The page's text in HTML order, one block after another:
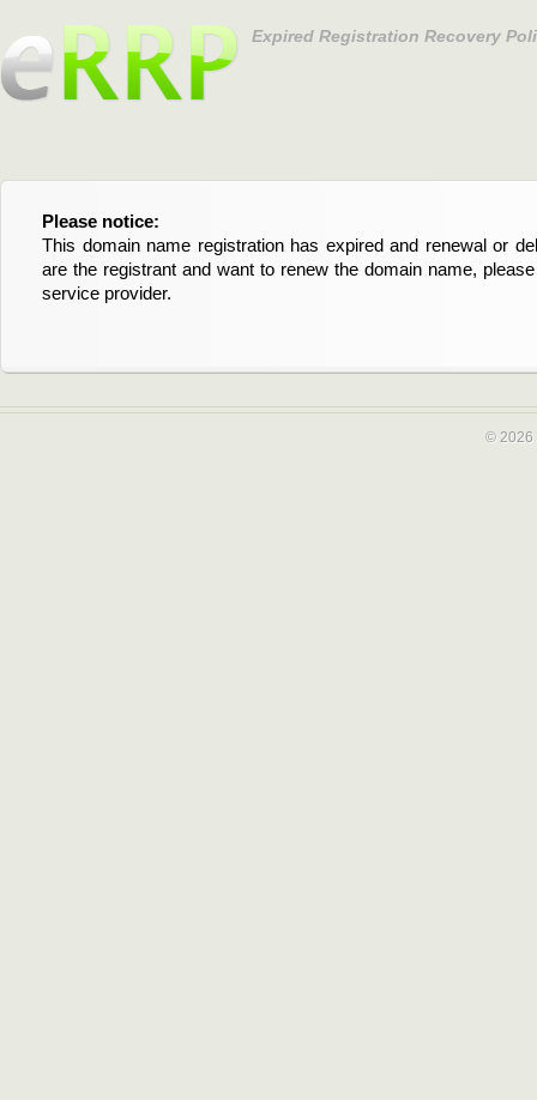
Expired Registration Recovery
Please notice:
This domain name registration has expired and renewal or
are the registrant and want to renew the domain name,
service provider.
Bitte beachten Sie:
Diese Domainregistrierung ist abgelaufen und die
Domain stehen an. Wenn Sie der Registrant sind und
verlängern möchten, kontaktieren Sie bitte Ihren Service-
© 2026